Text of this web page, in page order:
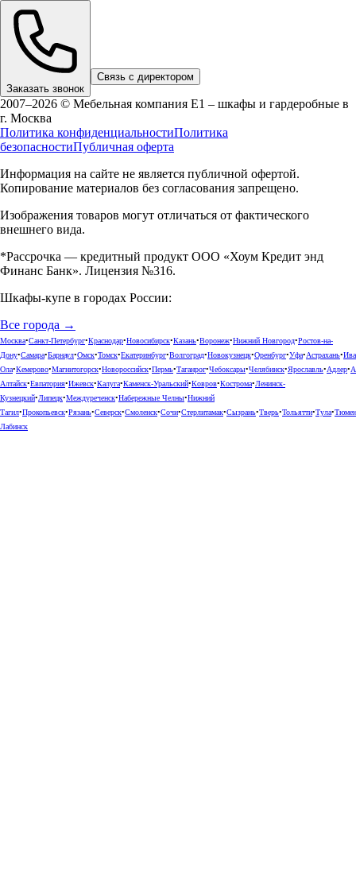
Заказать звонок
Связь с директором
2007–2026 © Мебельная компания Е1 – шкафы и гардеробные в
г. Москва
Политика конфиденциальностиПолитика
безопасностиПубличная оферта
Информация на сайте не является публичной офертой.
Копирование материалов без согласования запрещено.
Изображения товаров могут отличаться от фактического
внешнего вида.
*Рассрочка — кредитный продукт ООО «Хоум Кредит энд
Финанс Банк». Лицензия №316.
Шкафы-купе в городах России:
Все города →
Москва•Санкт-Петербург•Краснодар•Новосибирск•Казань•Воронеж•Нижний Новгород•Ростов-на-
Дону•Самара•Барнаул•Омск•Томск•Екатеринбург•Волгоград•Новокузнецк•Оренбург•Уфа•Астрахань•
Ола•Кемерово•Магнитогорск•Новороссийск•Пермь•Таганрог•Чебоксары•Челябинск•Ярославль•Адлер•
Алтайск•Евпатория•Ижевск•Калуга•Каменск-Уральский•Ковров•Кострома•Ленинск-
Кузнецкий•Липецк•Междуреченск•Набережные Челны•Нижний
Тагил•Прокопьевск•Рязань•Северск•Смоленск•Сочи•Стерлитамак•Сызрань•Тверь•Тольятти•Тула•
Лабинск